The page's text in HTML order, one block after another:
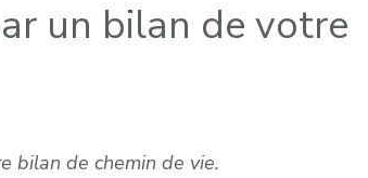
un bilan de votre
bilan de chemin de vie.